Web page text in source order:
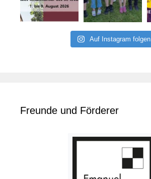
Auf Instagram folgen
Freunde und Förderer